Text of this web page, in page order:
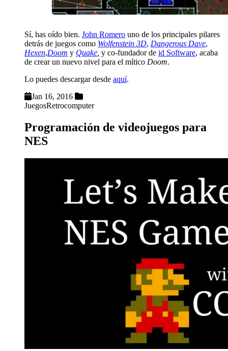
Sí, has oído bien. John Romero uno de los principales pilares
detrás de juegos como Wolfenstein 3D, Dangerous Dave,
Hexen,Doom y Quake y co-fundador de id Software, acaba
de crear un nuevo nivel para el mítico Doom.
Lo puedes descargar desde aquí.
Jan 16, 2016
JuegosRetrocomputer
Programación de videojuegos para
NES